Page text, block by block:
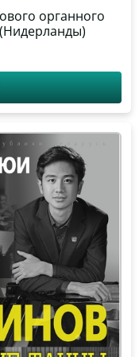
органного